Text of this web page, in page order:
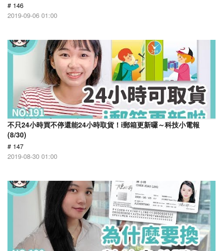
# 146
2019-09-06 01:00
不只24小時買不停還能24小時取貨！i郵箱更新囉～科技小電報
(8/30)
# 147
2019-08-30 01:00